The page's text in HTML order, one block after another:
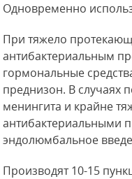
Одновременно
При тяжело
антибактериальным
гормональные
преднизон. В случаях
менингита и крайне
антибактериальными
эндолюмбальное
Производят10-15